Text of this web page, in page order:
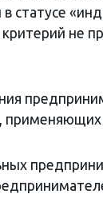
статусе
не